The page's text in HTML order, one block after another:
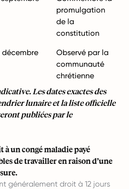
promulgation
de la
constitution
décembre
Observé par la
communauté
chrétienne
Les dates exactes des
lunaire et la liste officielle
publiées par le
un congé maladie payé
de travailler en raison d’une
généralement droit à 12 jours